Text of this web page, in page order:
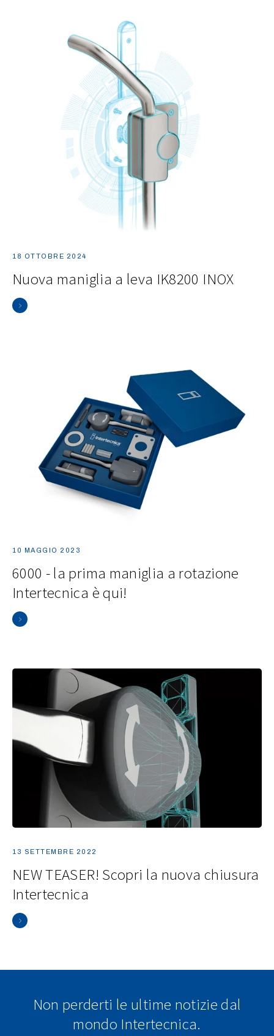
18 OTTOBRE 2024
Nuova maniglia a leva IK8200 INOX
10 MAGGIO 2023
6000 - la prima maniglia a rotazione
Intertecnica è qui!
13 SETTEMBRE 2022
NEW TEASER! Scopri la nuova chiusura
Intertecnica
Non perderti le ultime notizie dal
mondo Intertecnica.